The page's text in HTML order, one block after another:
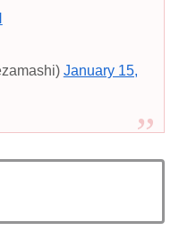
January 15,